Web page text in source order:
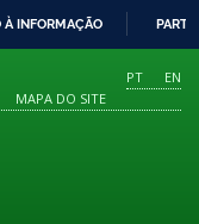
À INFORMAÇÃO
PT
EN
MAPA DO SITE